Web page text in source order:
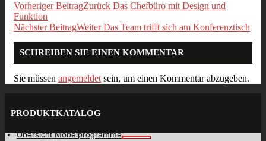
Vorheriger BeitragZurück Das Chefbüro mit Design und
Funktion
Nächster BeitragWeiter Das Team trifft sich am Konferenztisch
SCHREIBEN SIE EINEN KOMMENTAR
Sie müssen angemeldet sein, um einen Kommentar abzugeben.
PRODUKTKATALOG
Übersicht Möbelprogramme